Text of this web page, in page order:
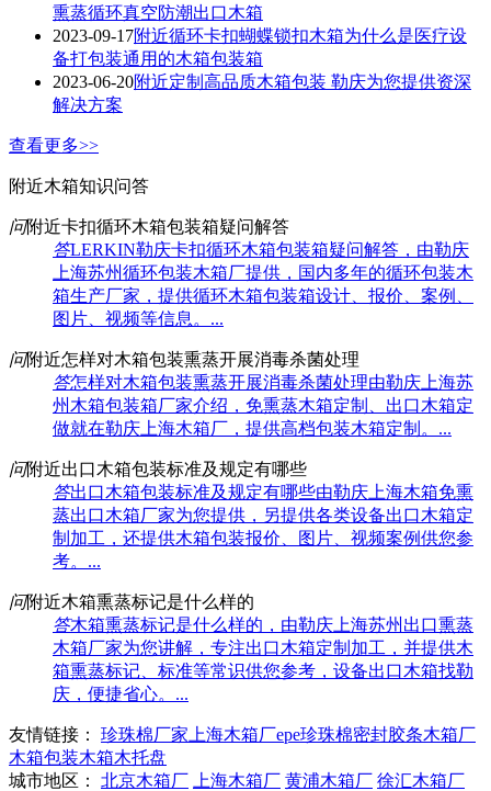
熏蒸循环真空防潮出口木箱
2023-09-17附近循环卡扣蝴蝶锁扣木箱为什么是医疗设
备打包装通用的木箱包装箱
2023-06-20附近定制高品质木箱包装 勒庆为您提供资深
解决方案
查看更多>>
附近木箱知识问答
问附近卡扣循环木箱包装箱疑问解答
答LERKIN勒庆卡扣循环木箱包装箱疑问解答，由勒庆
上海苏州循环包装木箱厂提供，国内多年的循环包装木
箱生产厂家，提供循环木箱包装箱设计、报价、案例、
图片、视频等信息。...
问附近怎样对木箱包装熏蒸开展消毒杀菌处理
答怎样对木箱包装熏蒸开展消毒杀菌处理由勒庆上海苏
州木箱包装箱厂家介绍，免熏蒸木箱定制、出口木箱定
做就在勒庆上海木箱厂，提供高档包装木箱定制。...
问附近出口木箱包装标准及规定有哪些
答出口木箱包装标准及规定有哪些由勒庆上海木箱免熏
蒸出口木箱厂家为您提供，另提供各类设备出口木箱定
制加工，还提供木箱包装报价、图片、视频案例供您参
考。...
问附近木箱熏蒸标记是什么样的
答木箱熏蒸标记是什么样的，由勒庆上海苏州出口熏蒸
木箱厂家为您讲解，专注出口木箱定制加工，并提供木
箱熏蒸标记、标准等常识供您参考，设备出口木箱找勒
庆，便捷省心。...
友情链接： 珍珠棉厂家 上海木箱厂epe珍珠棉密封胶条木箱厂
木箱包装木箱木托盘
城市地区：
北京木箱厂 上海木箱厂 黄浦木箱厂 徐汇木箱厂